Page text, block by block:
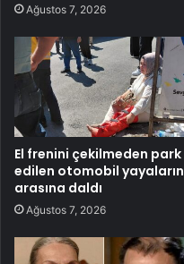
Ağustos 7, 2026
El frenini çekilmeden park
edilen otomobil yayaların
arasına daldı
Ağustos 7, 2026